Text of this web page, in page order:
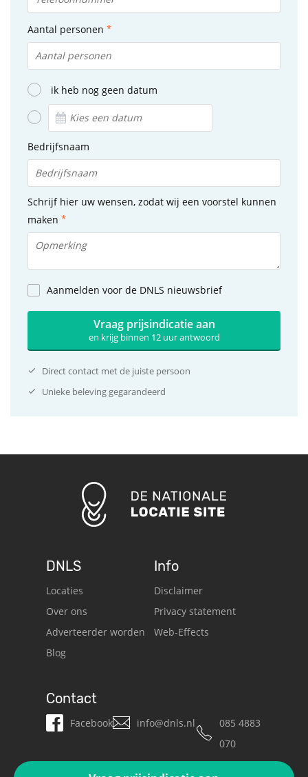
Aantal personen
ik heb nog geen datum
Bedrijfsnaam
Schrijf hier uw wensen, zodat wij een voorstel kunnen
maken
Aanmelden voor de DNLS nieuwsbrief
Vraag prijsindicatie aan
en krijg binnen 12 uur antwoord
Direct contact met de juiste persoon
Unieke beleving gegarandeerd
DNLS
Locaties
Over ons
Adverteerder worden
Blog
Info
Disclaimer
Privacy statement
Web-Effects
Contact
Facebook info@dnls.nl
085 4883
070